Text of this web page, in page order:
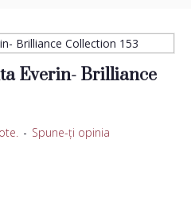
Everin- Brilliance
- Spune-ţi opinia